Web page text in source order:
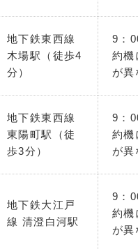
地下鉄東西線
木場駅（徒歩4
分）
9：
約機
が異
地下鉄東西線
東陽町駅（徒
歩3分）
9：
約機
が異
地下鉄大江戸
線 清澄白河駅
9：
約機
が異